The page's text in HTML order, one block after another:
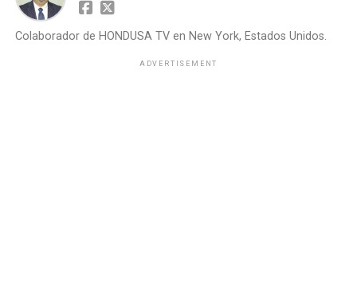
Colaborador de HONDUSA TV en New York, Estados Unidos.
ADVERTISEMENT